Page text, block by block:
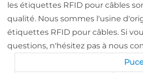
les étiquettes RFID pour câbles
qualité. Nous sommes l'usine
étiquettes RFID pour câbles. Si
questions, n'hésitez pas à nous